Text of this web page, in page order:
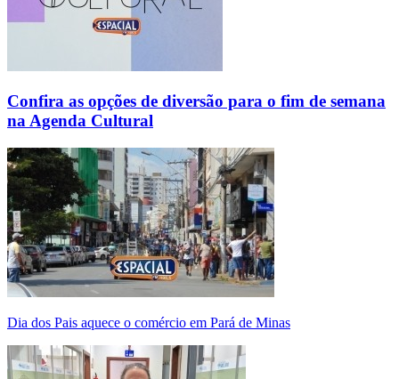
Confira as opções de diversão para o fim de semana
na Agenda Cultural
Dia dos Pais aquece o comércio em Pará de Minas